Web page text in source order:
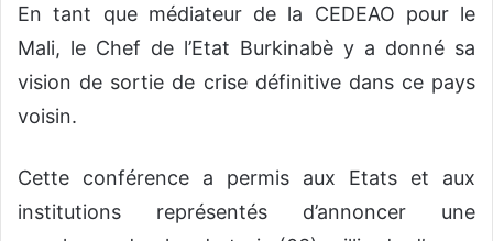
En tant que médiateur de la CEDEAO pour le
Mali, le Chef de l’Etat Burkinabè y a donné sa
vision de sortie de crise définitive dans ce pays
voisin.
Cette conférence a permis aux Etats et aux
institutions représentés d’annoncer une